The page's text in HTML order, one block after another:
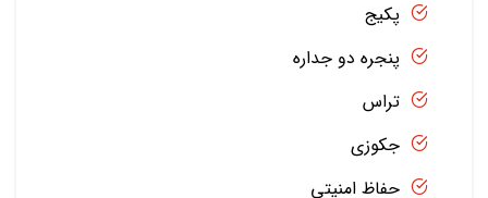
پکیج
پنجره دو جداره
تراس
جکوزی
حفاظ امنیتی